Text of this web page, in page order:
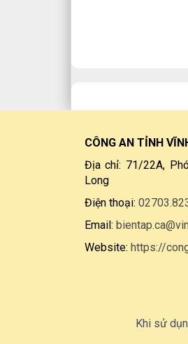
CÔNG AN TỈNH
Địa chỉ: 71/22A,
Long
Điện thoại:
Email:
Website: https://
Khi sử